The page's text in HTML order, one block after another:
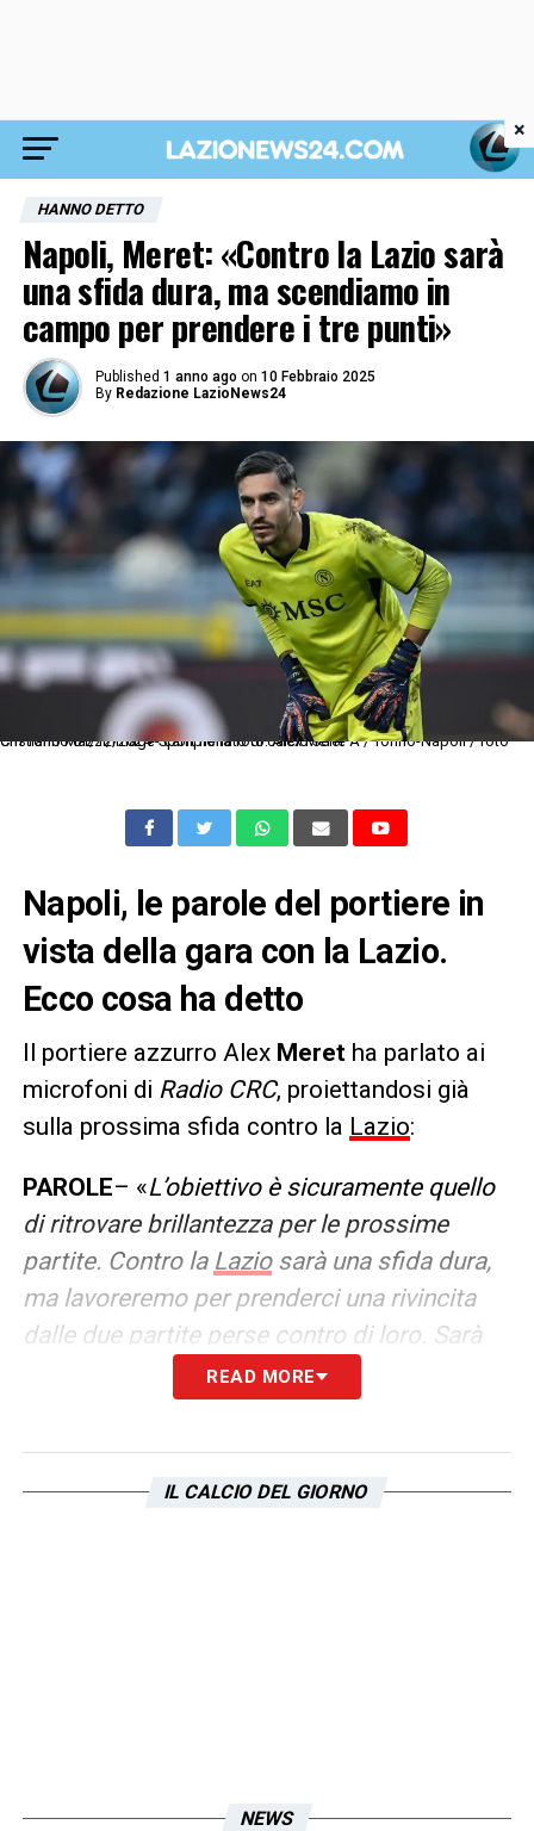
HANNO DETTO
Napoli, Meret: «Contro la Lazio sarà
una sfida dura, ma scendiamo in
campo per prendere i tre punti»
Published 1 anno ago on 10 Febbraio 2025
By Redazione LazioNews24
Cm Torino 01/12/2024 - campionato di calcio serie A / Torino-Napoli / foto Cristiano Mazzi/Image Sport nella foto: Alex Meret
Napoli, le parole del portiere in
vista della gara con la Lazio.
Ecco cosa ha detto
Il portiere azzurro Alex Meretha parlato ai
microfoni di Radio CRC, proiettandosi già
sulla prossima sfida contro la Lazio:
PAROLE– «L’obiettivo è sicuramente quello
di ritrovare brillantezza per le prossime
partite. Contro la Laziosarà una sfida dura,
ma lavoreremo per prenderci una rivincita
dalle due partite perse contro di loro. Sarà
difficile, ma scendiamo in campo per
prendere i tre punti. L’importante sarà dare
tutto, come abbiamo sempre fatto. Ci può
stare un periodo in cui non trovi la vittoria
READ MORE
IL CALCIO DEL GIORNO
NEWS
×